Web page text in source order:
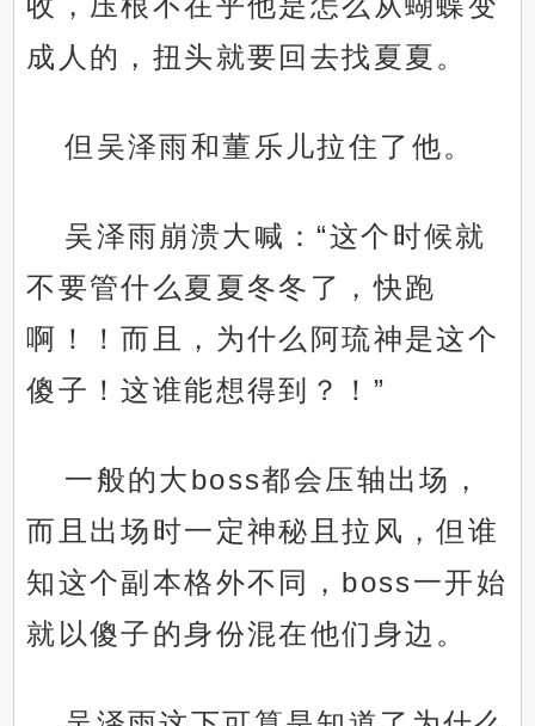
成人的，扭头就要回去找夏夏。
但吴泽雨和董乐儿拉住了他。
吴泽雨崩溃大喊：“这个时候就
不要管什么夏夏冬冬了，快跑
啊！！而且，为什么阿琉神是这个
傻子！这谁能想得到？！”
一般的大boss都会压轴出场，
而且出场时一定神秘且拉风，但谁
知这个副本格外不同，boss一开始
就以傻子的身份混在他们身边。